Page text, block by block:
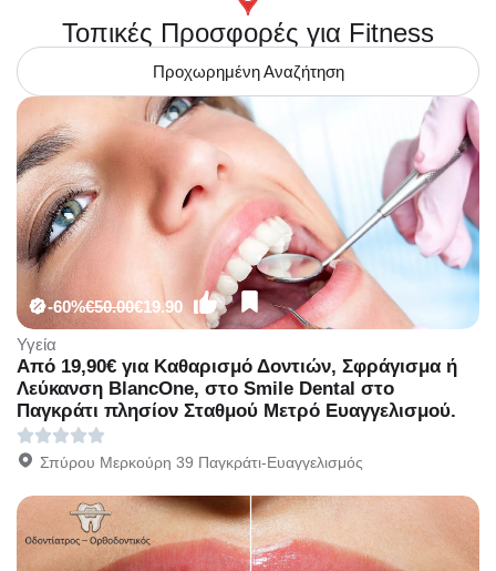
Τοπικές Προσφορές για Fitness
Προχωρημένη Αναζήτηση
-60%€50.00€19.90
Υγεία
Από 19,90€ για Kαθαρισμό Δοντιών, Σφράγισμα ή
Λεύκανση BlancOne, στο Smile Dental στο
Παγκράτι πλησίον Σταθμού Μετρό Ευαγγελισμού.
Σπύρου Μερκούρη 39 Παγκράτι-Ευαγγελισμός